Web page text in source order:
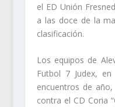
el ED Unión
a las doce de la
clasificación.
Los equipos de
Futbol 7 Judex,
encuentros de
contra el CD Coria